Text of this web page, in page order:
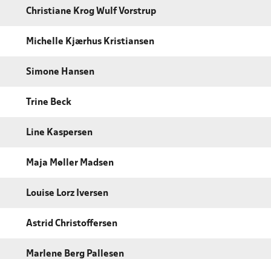
Christiane Krog Wulf Vorstrup
Michelle Kjærhus Kristiansen
Simone Hansen
Trine Beck
Line Kaspersen
Maja Møller Madsen
Louise Lorz Iversen
Astrid Christoffersen
Marlene Berg Pallesen